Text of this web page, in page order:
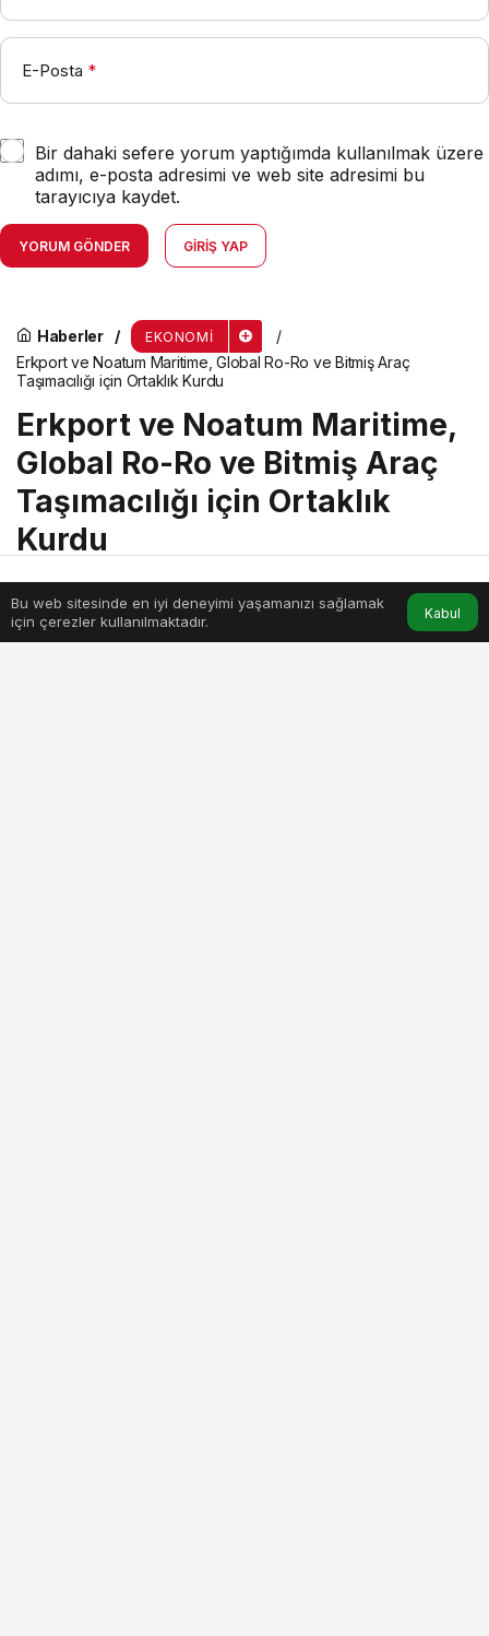
E-Posta *
Bir dahaki sefere yorum yaptığımda kullanılmak üzere
adımı, e-posta adresimi ve web site adresimi bu
tarayıcıya kaydet.
YORUM GÖNDER GIRIŞ YAP
Haberler EKONOMI
Erkport ve Noatum Maritime, Global Ro-Ro ve Bitmiş Araç
Taşımacılığı için Ortaklık Kurdu
Erkport ve Noatum Maritime,
Global Ro-Ro ve Bitmiş Araç
Taşımacılığı için Ortaklık
Kurdu
menik tarafından yayınlandı
3 Mart 2025, 13:35yayınlandı
Bu web sitesinde en iyi deneyimi yaşamanızı sağlamak
için çerezler kullanılmaktadır.
Kabul
Anasayfa Akış Hesabım